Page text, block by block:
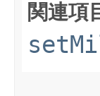
関連項